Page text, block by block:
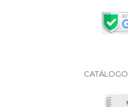
CATÁLOGO